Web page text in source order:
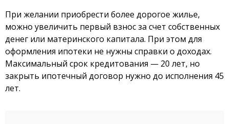
При желании приобрести более дорогое жилье,
можно увеличить первый взнос за счет собственных
денег или материнского капитала. При этом для
оформления ипотеки не нужны справки о доходах.
Максимальный срок кредитования — 20 лет, но
закрыть ипотечный договор нужно до исполнения 45
лет.